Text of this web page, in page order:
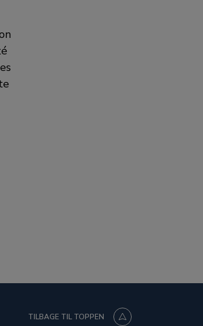
TILBAGE TIL TOPPEN